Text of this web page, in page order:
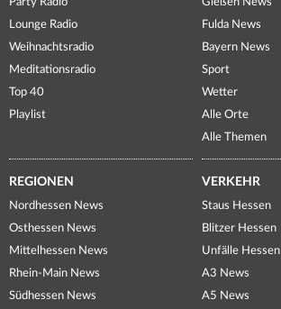
Lounge Radio
Weihnachtsradio
Meditationsradio
Top 40
Playlist
Fulda News
Bayern News
Sport
Wetter
Alle Orte
Alle Themen
REGIONEN
Nordhessen News
Osthessen News
Mittelhessen News
Rhein-Main News
Südhessen News
VERKEHR
Staus Hessen
Blitzer Hessen
Unfälle Hessen
A3 News
A5 News